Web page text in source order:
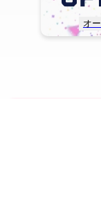
オ
copyright